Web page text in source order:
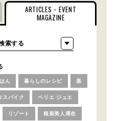
ARTICLES・EVENT
MAGAZINE
ん 暮らしのレシピ 器
スバイク ペリエ ジュエ
リゾート 根菜美人滞在